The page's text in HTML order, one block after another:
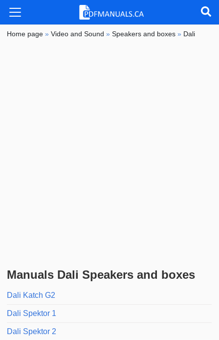
Home page »Video and Sound »Speakers and boxes » Dali
Manuals Dali Speakers and boxes
Dali Katch G2
Dali Spektor 1
Dali Spektor 2